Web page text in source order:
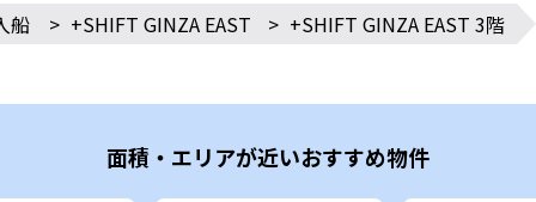
船 > +SHIFT GINZA EAST > +SHIFT GINZA EAST 3階
面積・エリアが近いおすすめ物件